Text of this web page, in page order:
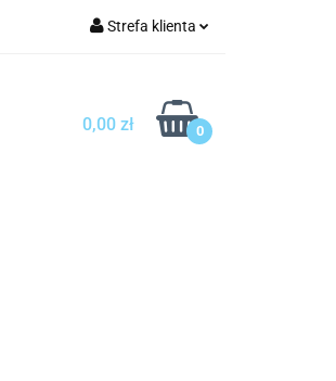
Strefa klienta
Zarejestruj się
Dodaj zgłoszenie
0,00 zł 0